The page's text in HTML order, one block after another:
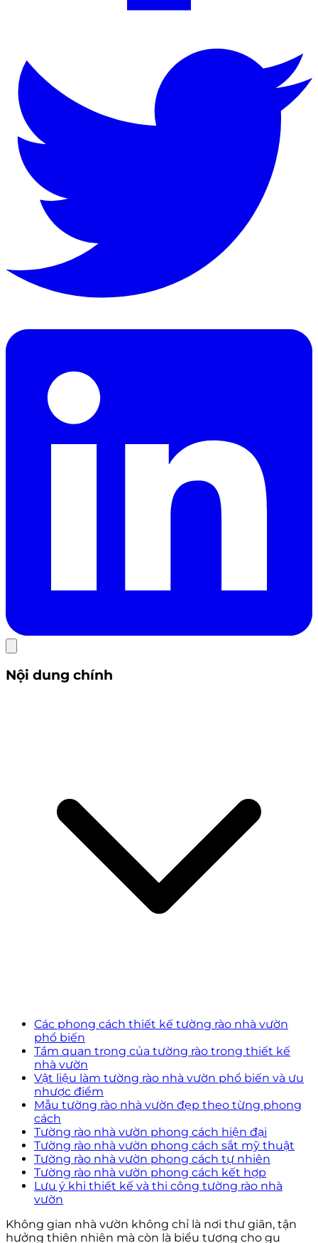
Nội dung chính
Các phong cách thiết kế tường rào nhà vườn
phổ biến
Tầm quan trọng của tường rào trong thiết kế
nhà vườn
Vật liệu làm tường rào nhà vườn phổ biến và ưu
nhược điểm
Mẫu tường rào nhà vườn đẹp theo từng phong
cách
Tường rào nhà vườn phong cách hiện đại
Tường rào nhà vườn phong cách sắt mỹ thuật
Tường rào nhà vườn phong cách tự nhiên
Tường rào nhà vườn phong cách kết hợp
Lưu ý khi thiết kế và thi công tường rào nhà
vườn
Không gian nhà vườn không chỉ là nơi thư giãn, tận
hưởng thiên nhiên mà còn là biểu tượng cho gu